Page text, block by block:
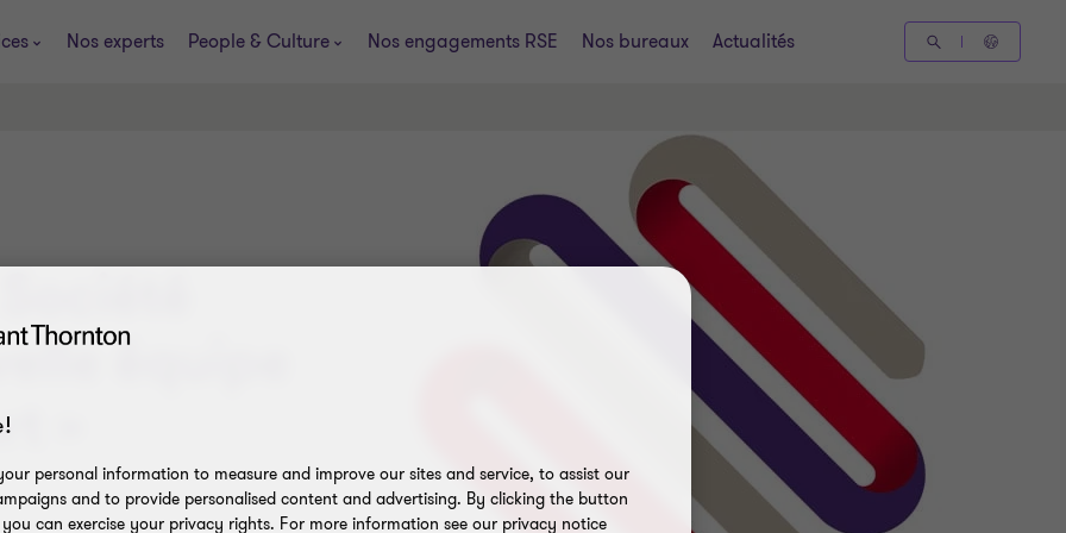
Nos experts People & Culture Nos engagements RSE Nos bureaux Actualités
équipe
»
personal information to measure and improve our sites and service, to assist our
and to provide personalised content and advertising. By clicking the button
can exercise your privacy rights. For more information see our privacy notice